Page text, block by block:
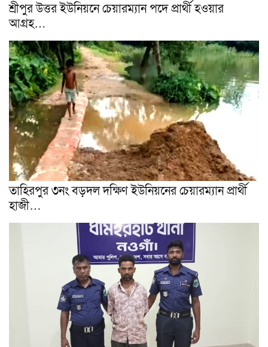
শ্রীপুর উত্তর ইউনিয়নে চেয়ারম্যান পদে প্রার্থী হওয়ার
আগ্ৰহ…
তাহিরপুর ৩নং বড়দল দক্ষিণ ইউনিয়নের চেয়ারম্যান প্রার্থী
হাজী…